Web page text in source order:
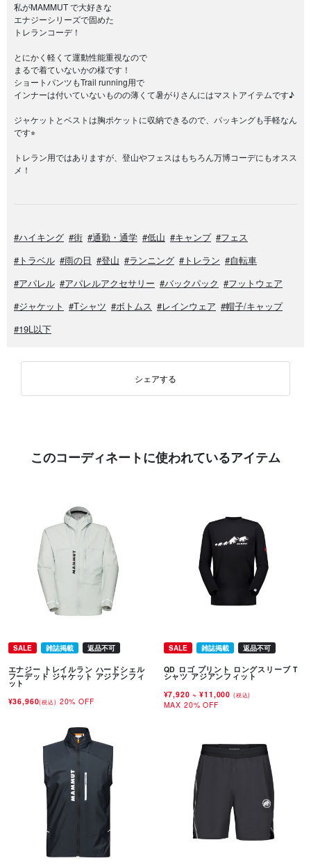
私がMAMMUT で大好きな
エナジーシリーズで固めた
トレランコーデ！
とにかく軽くて運動性能重視なので
まるで着ていないかの様です！
ショートパンツもTrail running用で
インナーは付いていないものの薄くて暑がりさんにはマストアイテムです♪
ジャケットとベストは胸ポケットに収納できるので、パッキングも手軽なん
です⭐︎
トレラン用ではありますが、登山やフェスはもちろん万博コーデにもオスス
メ！
#ハイキング #街 #通勤・通学 #低山 #キャンプ #フェス
#トラベル #雨の日 #登山 #ランニング #トレラン #自転車
#アパレル #アパレルアクセサリー #バックパック #フットウェア
#ジャケット #Tシャツ #ボトムス #レインウェア #帽子/キャップ
#19L以下
シェアする
このコーディネートに使われているアイテム
SALE 雑誌掲載 返品不可
エナジー トレイルラン ハードシェル
フーデッド ジャケット アジアンフィ
ット
¥36,960(税込) 20% OFF
SALE 雑誌掲載 返品不可
QD ロゴ プリント ロングスリーブ T
シャツ アジアンフィット
¥7,920~ ¥11,000 (税込)
MAX 20% OFF